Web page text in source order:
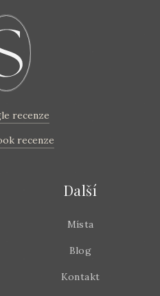
recenze
recenze
Další
Místa
Blog
Kontakt